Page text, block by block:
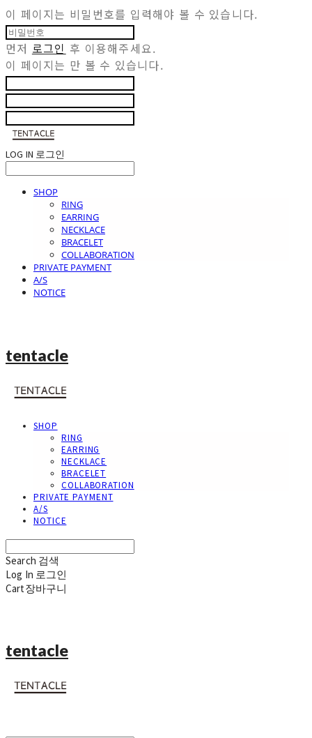
이 페이지는 비밀번호를 입력해야 볼 수 있습니다.
먼저 로그인 후 이용해주세요.
이 페이지는 만 볼 수 있습니다.
LOG IN 로그인
SHOP
RING
EARRING
NECKLACE
BRACELET
COLLABORATION
PRIVATE PAYMENT
A/S
NOTICE
tentacle
SHOP
RING
EARRING
NECKLACE
BRACELET
COLLABORATION
PRIVATE PAYMENT
A/S
NOTICE
Search 검색
Log In 로그인
Cart장바구니
tentacle